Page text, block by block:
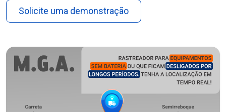
Solicite uma demonstração